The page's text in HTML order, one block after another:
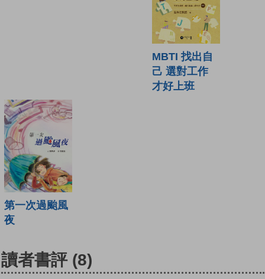
MBTI 找出自
己 選對工作
才好上班
第一次過颱風
夜
讀者書評 (8)